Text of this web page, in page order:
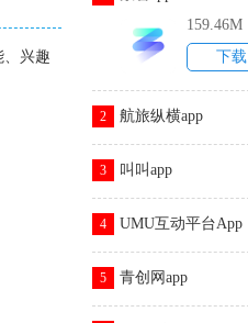
、兴趣
159.46M
下载
2 航旅纵横app
3 叫叫app
4 UMU互动平台App
5 青创网app